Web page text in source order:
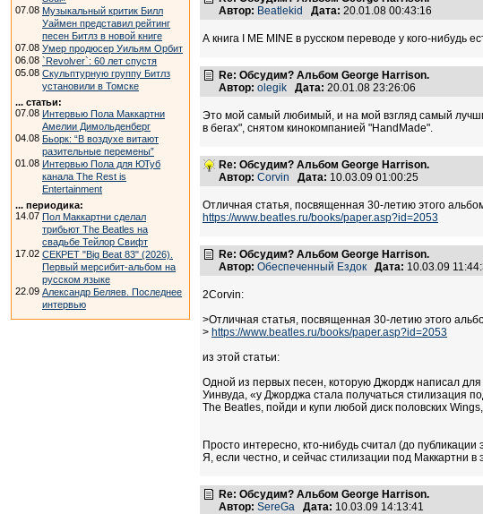
07.08 Музыкальный критик Билл
Уаймен представил рейтинг
песен Битлз в новой книге
07.08 Умер продюсер Уильям Орбит
06.08 `Revolver`: 60 лет спустя
05.08 Скульптурную группу Битлз
установили в Томске
... статьи:
07.08 Интервью Пола Маккартни
Амелии Димольденберг
04.08 Бьорк: “В воздухе витают
разительные перемены”
01.08 Интервью Пола для ЮТуб
канала The Rest is
Entertainment
... периодика:
14.07 Пол Маккартни сделал
трибьют The Beatles на
свадьбе Тейлор Свифт
17.02 СЕКРЕТ "Big Beat 83" (2026).
Первый мерсибит-альбом на
русском языке
22.09 Александр Беляев. Последнее
интервью
Автор: Beatlekid Дата: 20.01.08 00:43:16
А книга I ME MINE в русском переводе у кого-нибудь
Re: Обсудим? Альбом George Harrison.
Автор: olegik Дата: 20.01.08 23:26:06
Это мой самый любимый, и на мой взгляд самый
в бегах", снятом кинокомпанией "HandMade".
Re: Обсудим? Альбом George Harrison.
Автор: Corvin Дата: 10.03.09 01:00:25
Отличная статья, посвященная 30-летию этого
https://www.beatles.ru/books/paper.asp?id=2053
Re: Обсудим? Альбом George Harrison.
Автор: Обеспеченный Ездок Дата: 10.03.09
2Corvin:
>Отличная статья, посвященная 30-летию этого
> https://www.beatles.ru/books/paper.asp?id=2053
из этой статьи:
Одной из первых песен, которую Джордж написал
Уинвуда, «у Джорджа стала получаться стилизация
The Beatles, пойди и купи любой диск половских
Просто интересно, кто-нибудь считал (до
Я, если честно, и сейчас стилизации под Маккартни в
Re: Обсудим? Альбом George Harrison.
Автор: SereGa Дата: 10.03.09 14:13:41